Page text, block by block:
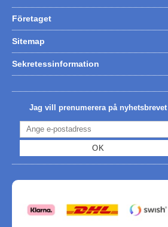
Företaget
Sitemap
Sekretessinformation
Jag vill prenumerera på nyhetsbrevet
OK